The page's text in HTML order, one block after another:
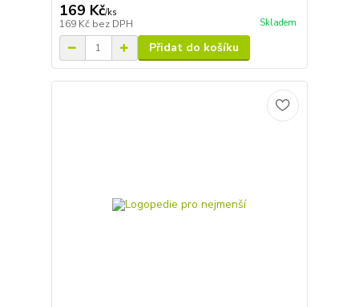
169 Kč/ks
169 Kč bez DPH Skladem
Přidat do košíku